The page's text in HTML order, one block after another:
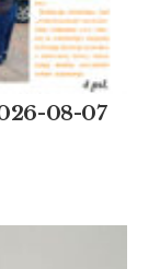
08-07